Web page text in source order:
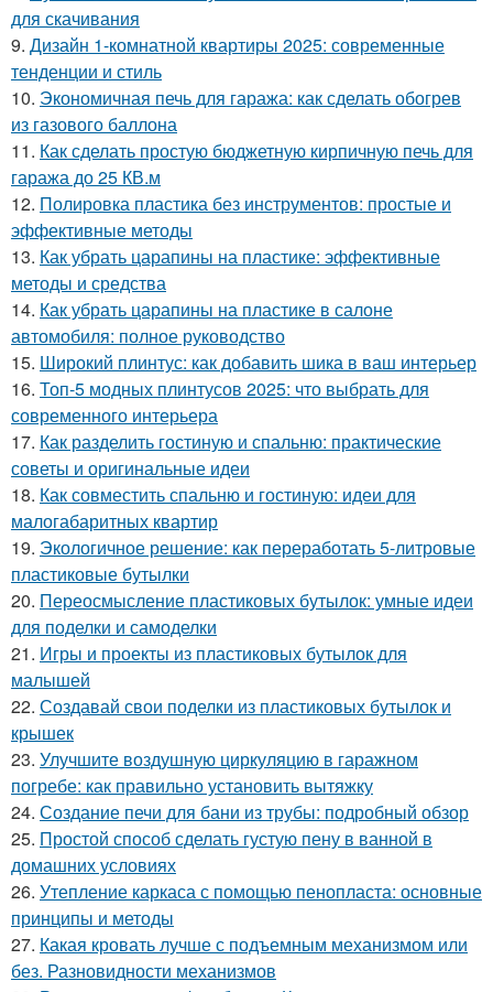
для скачивания
9. Дизайн 1-комнатной квартиры 2025: современные
тенденции и стиль
10. Экономичная печь для гаража: как сделать обогрев
из газового баллона
11. Как сделать простую бюджетную кирпичную печь для
гаража до 25 КВ.м
12. Полировка пластика без инструментов: простые и
эффективные методы
13. Как убрать царапины на пластике: эффективные
методы и средства
14. Как убрать царапины на пластике в салоне
автомобиля: полное руководство
15. Широкий плинтус: как добавить шика в ваш интерьер
16. Топ-5 модных плинтусов 2025: что выбрать для
современного интерьера
17. Как разделить гостиную и спальню: практические
советы и оригинальные идеи
18. Как совместить спальню и гостиную: идеи для
малогабаритных квартир
19. Экологичное решение: как переработать 5-литровые
пластиковые бутылки
20. Переосмысление пластиковых бутылок: умные идеи
для поделки и самоделки
21. Игры и проекты из пластиковых бутылок для
малышей
22. Создавай свои поделки из пластиковых бутылок и
крышек
23. Улучшите воздушную циркуляцию в гаражном
погребе: как правильно установить вытяжку
24. Создание печи для бани из трубы: подробный обзор
25. Простой способ сделать густую пену в ванной в
домашних условиях
26. Утепление каркаса с помощью пенопласта: основные
принципы и методы
27. Какая кровать лучше с подъемным механизмом или
без. Разновидности механизмов